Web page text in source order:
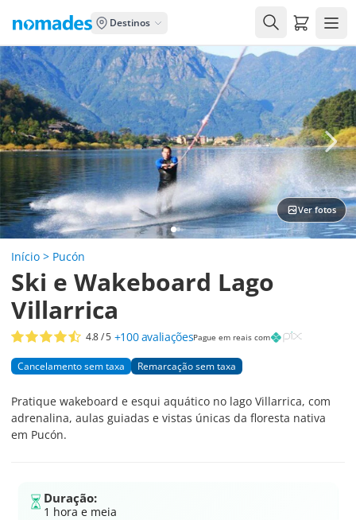
Destinos Carrito
Ver fotos
Início > Pucón
Ski e Wakeboard Lago
Villarrica
4.8/ 5 +100 avaliaçõesPague em reais com
Cancelamento sem taxa Remarcação sem taxa
Pratique wakeboard e esqui aquático no lago Villarrica, com
adrenalina, aulas guiadas e vistas únicas da floresta nativa
em Pucón.
Duração:
1 hora e meia